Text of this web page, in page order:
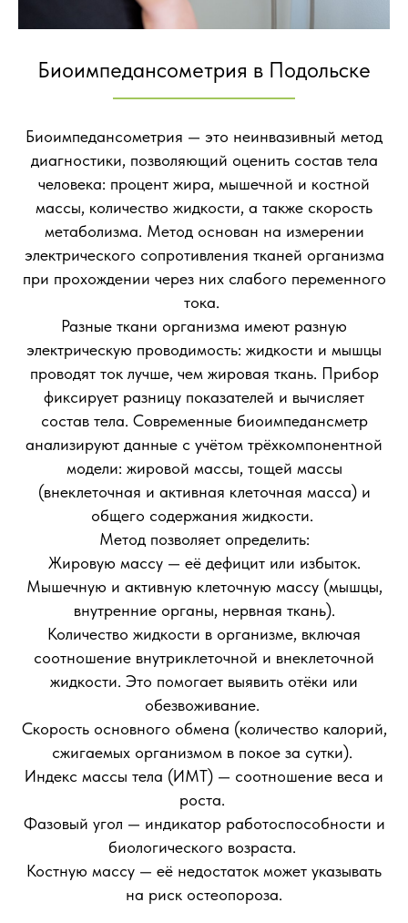
Биоимпедансометрия в Подольске
Биоимпедансометрия — это неинвазивный метод
диагностики, позволяющий оценить состав тела
человека: процент жира, мышечной и костной
массы, количество жидкости, а также скорость
метаболизма. Метод основан на измерении
электрического сопротивления тканей организма
при прохождении через них слабого переменного
тока.
Разные ткани организма имеют разную
электрическую проводимость: жидкости и мышцы
проводят ток лучше, чем жировая ткань. Прибор
фиксирует разницу показателей и вычисляет
состав тела. Современные биоимпедансметр
анализируют данные с учётом трёхкомпонентной
модели: жировой массы, тощей массы
(внеклеточная и активная клеточная масса) и
общего содержания жидкости.
Метод позволяет определить:
Жировую массу — её дефицит или избыток.
Мышечную и активную клеточную массу (мышцы,
внутренние органы, нервная ткань).
Количество жидкости в организме, включая
соотношение внутриклеточной и внеклеточной
жидкости. Это помогает выявить отёки или
обезвоживание.
Скорость основного обмена (количество калорий,
сжигаемых организмом в покое за сутки).
Индекс массы тела (ИМТ) — соотношение веса и
роста.
Фазовый угол — индикатор работоспособности и
биологического возраста.
Костную массу — её недостаток может указывать
на риск остеопороза.